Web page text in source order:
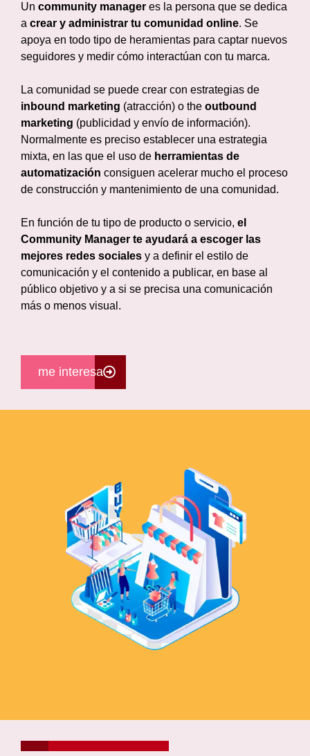
Un community manager es la persona que se dedica
a crear y administrar tu comunidad online. Se
apoya en todo tipo de heramientas para captar nuevos
seguidores y medir cómo interactúan con tu marca.
La comunidad se puede crear con estrategias de
inbound marketing (atracción) o the outbound
marketing (publicidad y envío de información).
Normalmente es preciso establecer una estrategia
mixta, en las que el uso de herramientas de
automatización consiguen acelerar mucho el proceso
de construcción y mantenimiento de una comunidad.
En función de tu tipo de producto o servicio, el
Community Manager te ayudará a escoger las
mejores redes sociales y a definir el estilo de
comunicación y el contenido a publicar, en base al
público objetivo y a si se precisa una comunicación
más o menos visual.
me interesa